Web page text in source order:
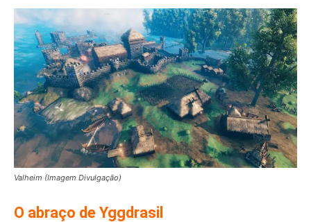
Valheim (Imagem Divulgação)
O abraço de Yggdrasil